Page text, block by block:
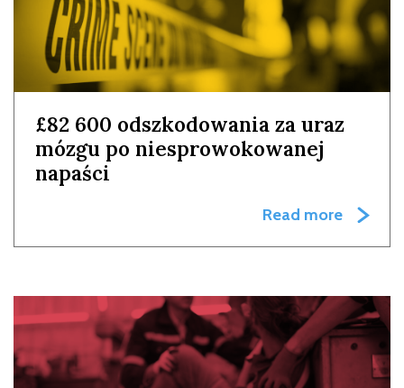
£82 600 odszkodowania za uraz
mózgu po niesprowokowanej
napaści
Read more